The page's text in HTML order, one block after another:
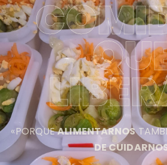
«PORQUEALIMENTARNOS
DE